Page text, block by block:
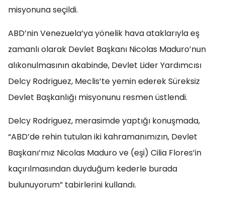
misyonuna seçildi.
ABD’nin Venezuela’ya yönelik hava ataklarıyla eş
zamanlı olarak Devlet Başkanı Nicolas Maduro’nun
alıkonulmasının akabinde, Devlet Lider Yardımcısı
Delcy Rodriguez, Meclis’te yemin ederek Süreksiz
Devlet Başkanlığı misyonunu resmen üstlendi.
Delcy Rodriguez, merasimde yaptığı konuşmada,
“ABD’de rehin tutulan iki kahramanımızın, Devlet
Başkanı’mız Nicolas Maduro ve (eşi) Cilia Flores’in
kaçırılmasından duyduğum kederle burada
bulunuyorum” tabirlerini kullandı.